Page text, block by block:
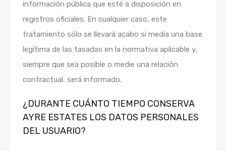
información pública que esté a disposición en
registros oficiales. En cualquier caso, este
tratamiento sólo se llevará acabo si media una base
legítima de las tasadas en la normativa aplicable y,
siempre que sea posible o medie una relación
contractual, será informado.
¿DURANTE CUÁNTO TIEMPO CONSERVA
AYRE ESTATES LOS DATOS PERSONALES
DEL USUARIO?